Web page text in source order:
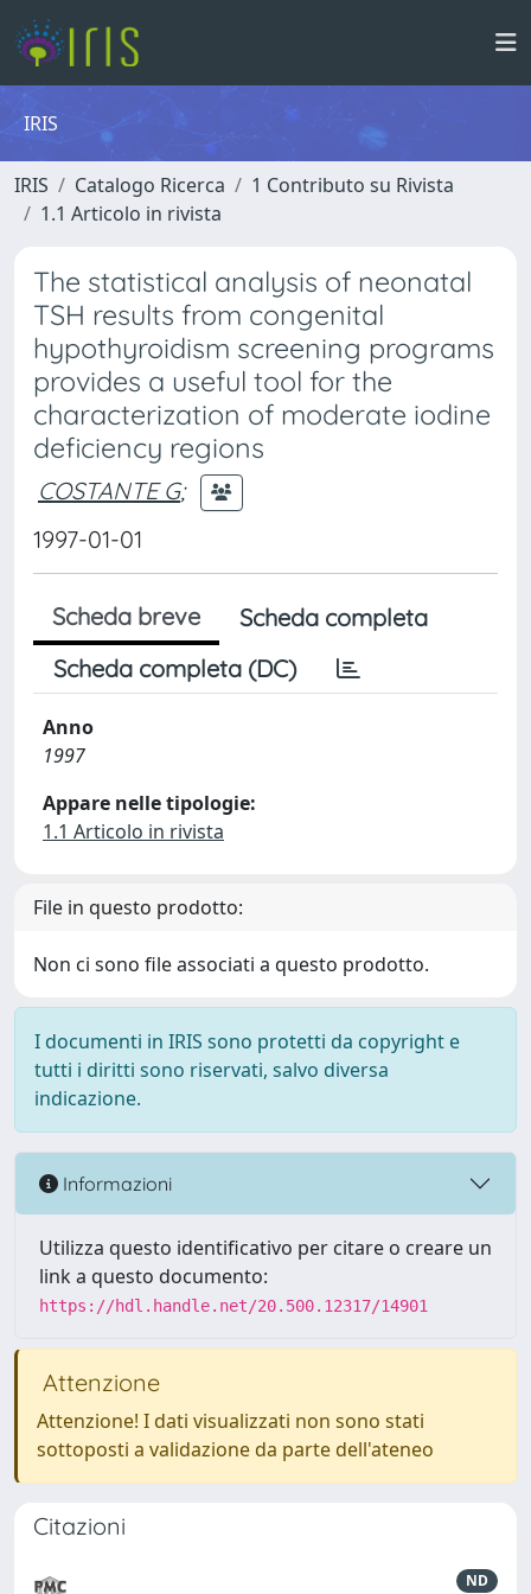
IRIS
IRIS Catalogo Ricerca
1 Contributo su Rivista
1.1 Articolo in rivista
The statistical analysis of neonatal
TSH results from congenital
hypothyroidism screening programs
provides a useful tool for the
characterization of moderate iodine
deficiency regions
COSTANTE G;
1997-01-01
Scheda breve
Scheda completa
Scheda completa (DC)
Anno
1997
Appare nelle tipologie:
1.1 Articolo in rivista
File in questo prodotto:
Non ci sono file associati a questo prodotto.
I documenti in IRIS sono protetti da copyright e
tutti i diritti sono riservati, salvo diversa
indicazione.
Informazioni
Utilizza questo identificativo per citare o creare un
link a questo documento:
https://hdl.handle.net/20.500.12317/14901
Attenzione
Attenzione! I dati visualizzati non sono stati
sottoposti a validazione da parte dell'ateneo
Citazioni
ND